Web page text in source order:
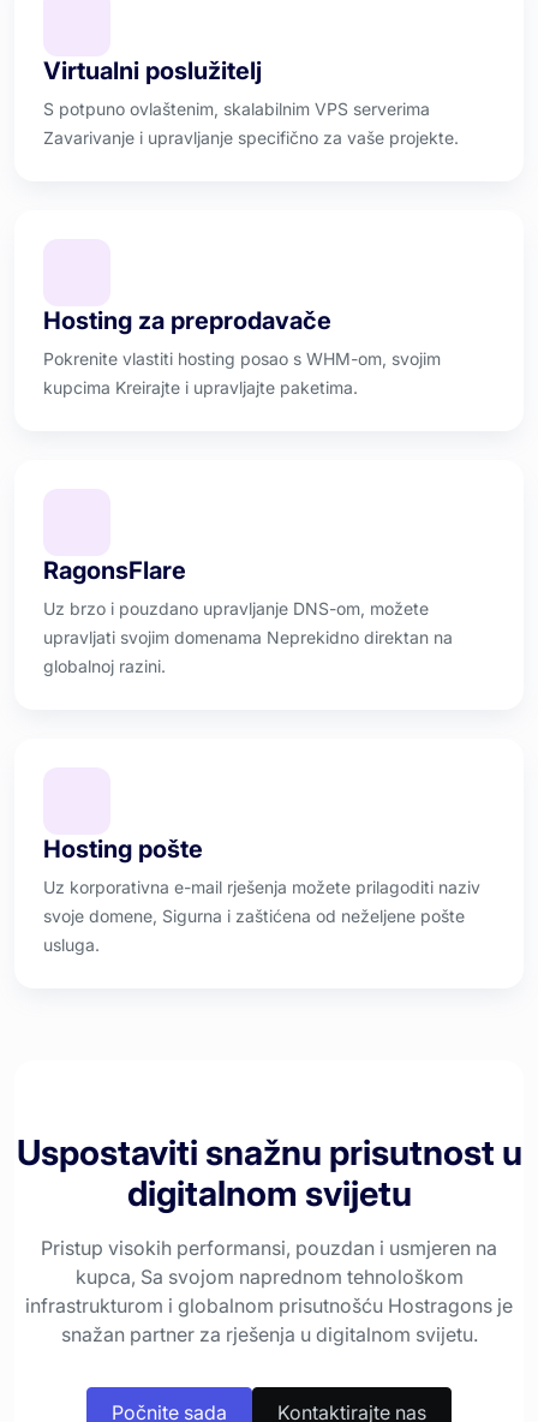
Virtualni poslužitelj
S potpuno ovlaštenim, skalabilnim VPS serverima
Zavarivanje i upravljanje specifično za vaše projekte.
Hosting za preprodavače
Pokrenite vlastiti hosting posao s WHM-om, svojim
kupcima Kreirajte i upravljajte paketima.
RagonsFlare
Uz brzo i pouzdano upravljanje DNS-om, možete
upravljati svojim domenama Neprekidno direktan na
globalnoj razini.
Hosting pošte
Uz korporativna e-mail rješenja možete prilagoditi naziv
svoje domene, Sigurna i zaštićena od neželjene pošte
usluga.
Uspostaviti snažnu prisutnost u
digitalnom svijetu
Pristup visokih performansi, pouzdan i usmjeren na
kupca, Sa svojom naprednom tehnološkom
infrastrukturom i globalnom prisutnošću Hostragons je
snažan partner za rješenja u digitalnom svijetu.
Počnite sada Kontaktirajte nas